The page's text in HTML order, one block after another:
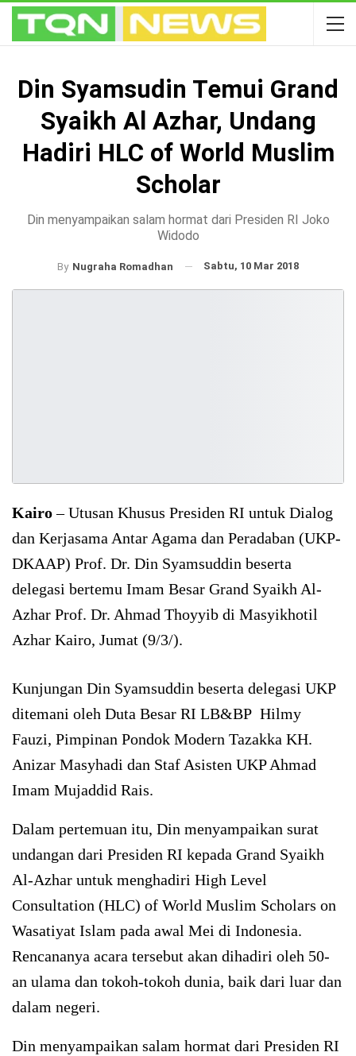
Din Syamsudin Temui Grand
Syaikh Al Azhar, Undang
Hadiri HLC of World Muslim
Scholar
Din menyampaikan salam hormat dari Presiden RI Joko
Widodo
By Nugraha Romadhan Sabtu, 10 Mar 2018
Kairo– Utusan Khusus Presiden RI untuk Dialog
dan Kerjasama Antar Agama dan Peradaban (UKP-
DKAAP) Prof. Dr. Din Syamsuddin beserta
delegasi bertemu Imam Besar Grand Syaikh Al-
Azhar Prof. Dr. Ahmad Thoyyib di Masyikhotil
Azhar Kairo, Jumat (9/3/).
Kunjungan Din Syamsuddin beserta delegasi UKP
ditemani oleh Duta Besar RI LB&BP Hilmy
Fauzi, Pimpinan Pondok Modern Tazakka KH.
Anizar Masyhadi dan Staf Asisten UKP Ahmad
Imam Mujaddid Rais.
Dalam pertemuan itu, Din menyampaikan surat
undangan dari Presiden RI kepada Grand Syaikh
Al-Azhar untuk menghadiri High Level
Consultation (HLC) of World Muslim Scholars on
Wasatiyat Islam pada awal Mei di Indonesia.
Rencananya acara tersebut akan dihadiri oleh 50-
an ulama dan tokoh-tokoh dunia, baik dari luar dan
dalam negeri.
Din menyampaikan salam hormat dari Presiden RI